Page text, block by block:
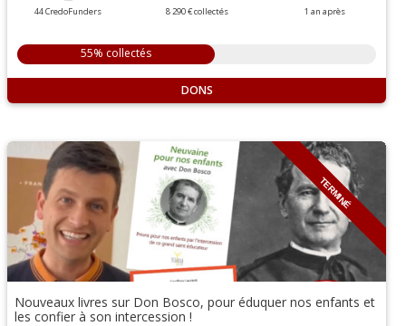
44 CredoFunders 8 290 €collectés 1 an après
55% collectés
DONS
TERMINÉ
Nouveaux livres sur Don Bosco, pour éduquer nos enfants et
les confier à son intercession !